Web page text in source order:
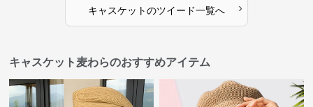
キャスケットのツイード一覧へ ›
キャスケット麦わらのおすすめアイテム